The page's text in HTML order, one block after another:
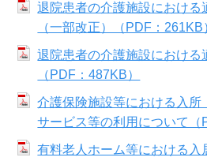
退院患者の介護施設における
（一部改正）（PDF：261KB
退院患者の介護施設における
（PDF：487KB）
介護保険施設等における入所
サービス等の利用について（
有料老人ホーム等における入